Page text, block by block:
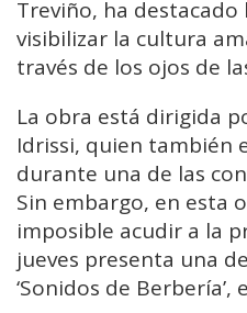
Treviño, ha
visibilizar la cultura
través de los ojos de
La obra está dirigida
Idrissi, quien también
durante una de las
Sin embargo, en esta
imposible acudir a la
jueves presenta una
‘Sonidos de Berbería’,